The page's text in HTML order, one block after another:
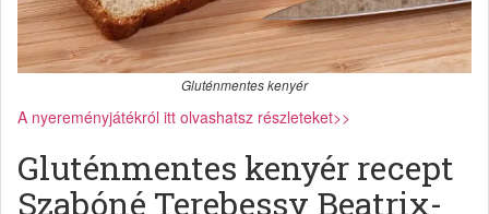
Gluténmentes kenyér
A nyereményjátékról itt olvashatsz részleteket>>
Gluténmentes kenyér recept
Szabóné Terebessy Beatrix-